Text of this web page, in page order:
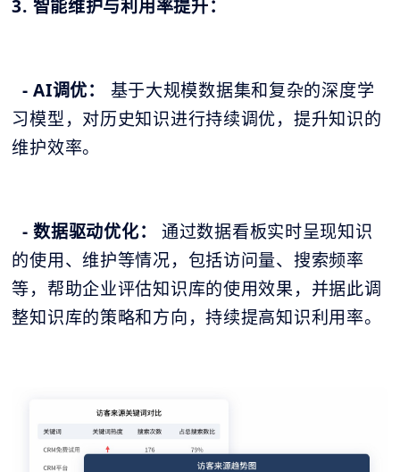
3. 智能维护与利用率提升：
- AI调优：
基于大规模数据集和复杂的深度学
习模型，对历史知识进行持续调优，提升知识的
维护效率。
- 数据驱动优化：
通过数据看板实时呈现知识
的使用、维护等情况，包括访问量、搜索频率
等，帮助企业评估知识库的使用效果，并据此调
整知识库的策略和方向，持续提高知识利用率。